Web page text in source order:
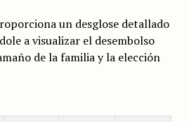
un desglose detallado
a visualizar el desembolso
de la familia y la elección